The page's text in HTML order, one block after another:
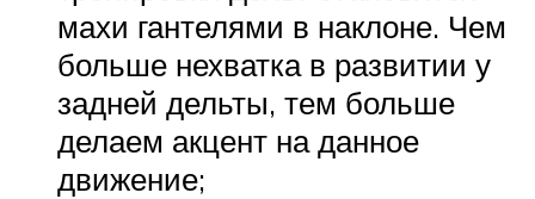
махи гантелями в наклоне. Чем
больше нехватка в развитии у
задней дельты, тем больше
делаем акцент на данное
движение;